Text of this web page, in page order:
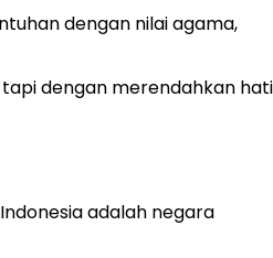
dengan nilai agama,
dengan merendahkan hati
adalah negara